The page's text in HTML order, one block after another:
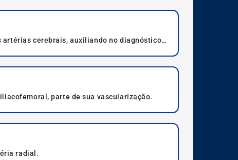
artérias cerebrais, auxiliando no diagnóstico
parte de sua vascularização.
radial.